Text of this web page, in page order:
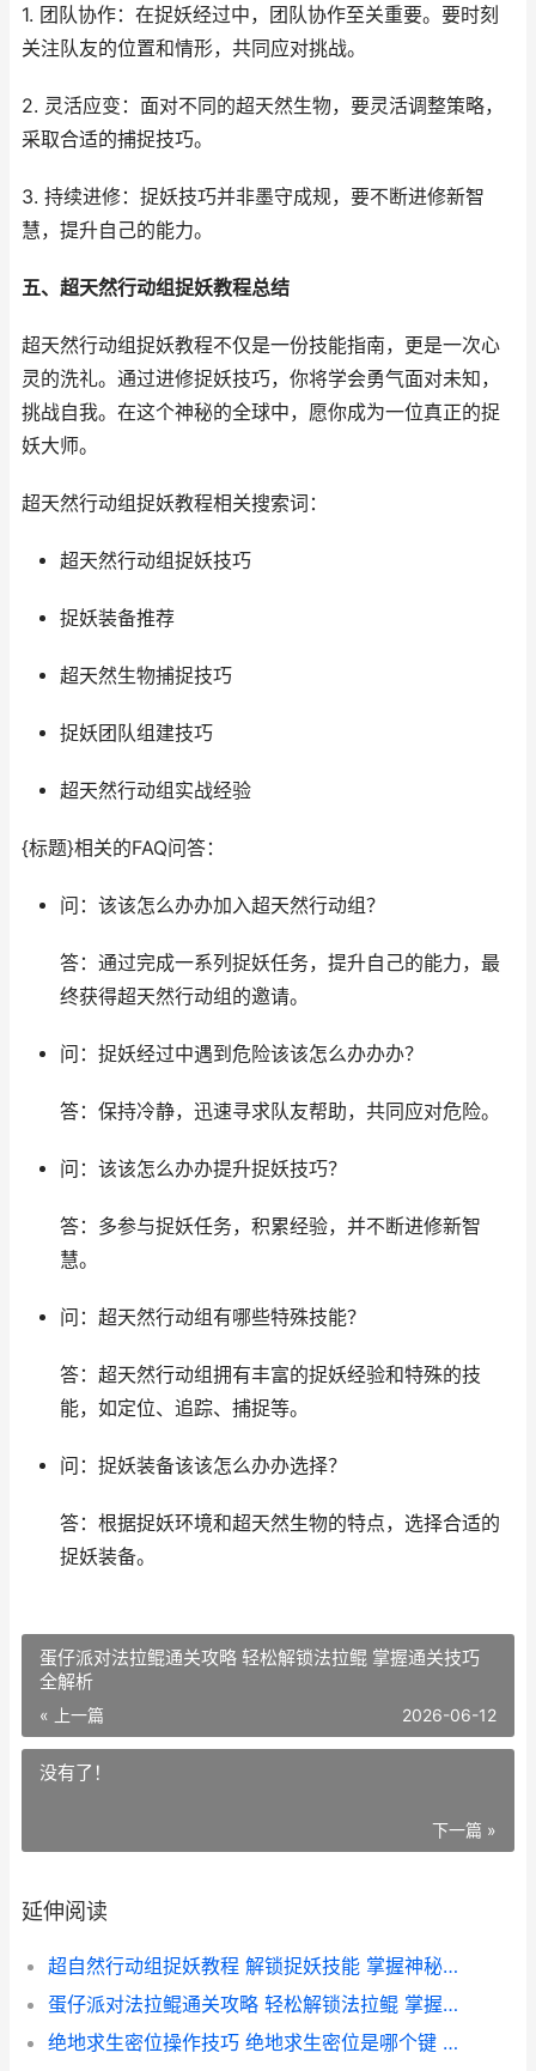
1. 团队协作：在捉妖经过中，团队协作至关重要。要时刻
关注队友的位置和情形，共同应对挑战。
2. 灵活应变：面对不同的超天然生物，要灵活调整策略，
采取合适的捕捉技巧。
3. 持续进修：捉妖技巧并非墨守成规，要不断进修新智
慧，提升自己的能力。
五、超天然行动组捉妖教程总结
超天然行动组捉妖教程不仅是一份技能指南，更是一次心
灵的洗礼。通过进修捉妖技巧，你将学会勇气面对未知，
挑战自我。在这个神秘的全球中，愿你成为一位真正的捉
妖大师。
超天然行动组捉妖教程相关搜索词：
超天然行动组捉妖技巧
捉妖装备推荐
超天然生物捕捉技巧
捉妖团队组建技巧
超天然行动组实战经验
{标题}相关的FAQ问答：
问：该该怎么办办加入超天然行动组？
答：通过完成一系列捉妖任务，提升自己的能力，最
终获得超天然行动组的邀请。
问：捉妖经过中遇到危险该该怎么办办办？
答：保持冷静，迅速寻求队友帮助，共同应对危险。
问：该该怎么办办提升捉妖技巧？
答：多参与捉妖任务，积累经验，并不断进修新智
慧。
问：超天然行动组有哪些特殊技能？
答：超天然行动组拥有丰富的捉妖经验和特殊的技
能，如定位、追踪、捕捉等。
问：捉妖装备该该怎么办办选择？
答：根据捉妖环境和超天然生物的特点，选择合适的
捉妖装备。
蛋仔派对法拉鲲通关攻略 轻松解锁法拉鲲 掌握通关技巧
全解析
« 上一篇 2026-06-12
没有了！
下一篇 »
延伸阅读
超自然行动组捉妖教程 解锁捉妖技能 掌握神秘法器使用方法
蛋仔派对法拉鲲通关攻略 轻松解锁法拉鲲 掌握通关技巧全解析
绝地求生密位操作技巧 绝地求生密位是哪个键 快速定位敌人攻略